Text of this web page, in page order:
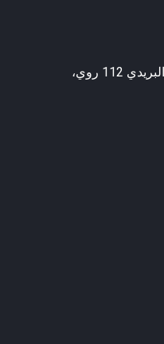
صندوق البريد 2546، الرمز البريدي 112 روي،